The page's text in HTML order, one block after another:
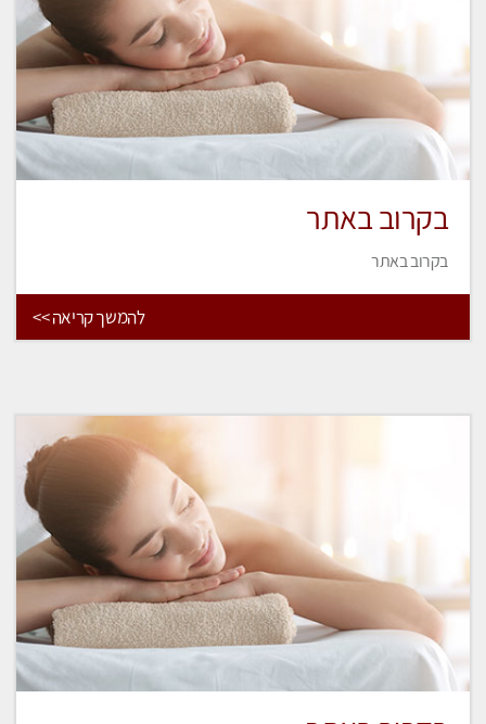
בקרוב באתר
בקרוב באתר
להמשך קריאה >>